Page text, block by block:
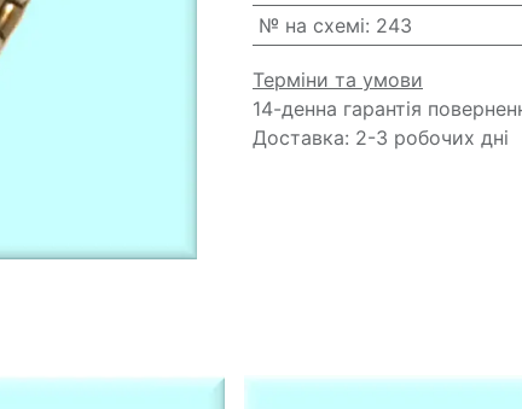
№ на схемі: 243
Терміни та умови
14-денна гарантія
Доставка: 2-3 робочих дні